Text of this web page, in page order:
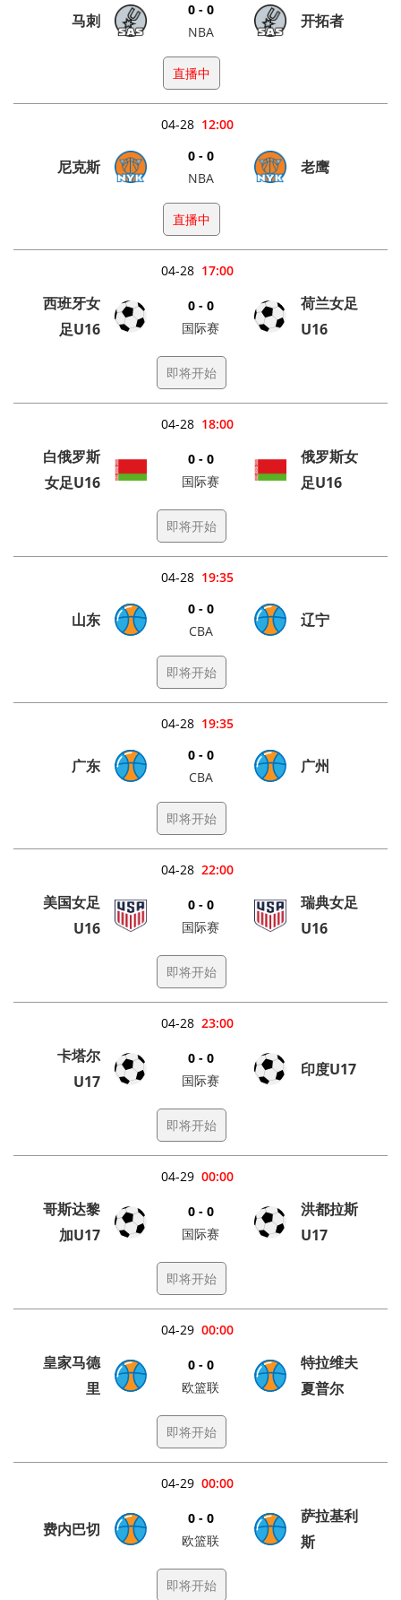
马刺
0 - 0
NBA
开拓者
直播中
12:00
04-28
尼克斯
0 - 0
NBA
老鹰
直播中
17:00
04-28
西班牙女
足U16
0 - 0
国际赛
荷兰女足
U16
即将开始
18:00
04-28
白俄罗斯
女足U16
0 - 0
国际赛
俄罗斯女
足U16
即将开始
19:35
04-28
山东
0 - 0
CBA
辽宁
即将开始
19:35
04-28
广东
0 - 0
CBA
广州
即将开始
22:00
04-28
美国女足
U16
0 - 0
国际赛
瑞典女足
U16
即将开始
23:00
04-28
卡塔尔
U17
0 - 0
国际赛
印度U17
即将开始
00:00
04-29
哥斯达黎
加U17
0 - 0
国际赛
洪都拉斯
U17
即将开始
00:00
04-29
皇家马德
里
0 - 0
欧篮联
特拉维夫
夏普尔
即将开始
00:00
04-29
费内巴切
0 - 0
欧篮联
萨拉基利
斯
即将开始